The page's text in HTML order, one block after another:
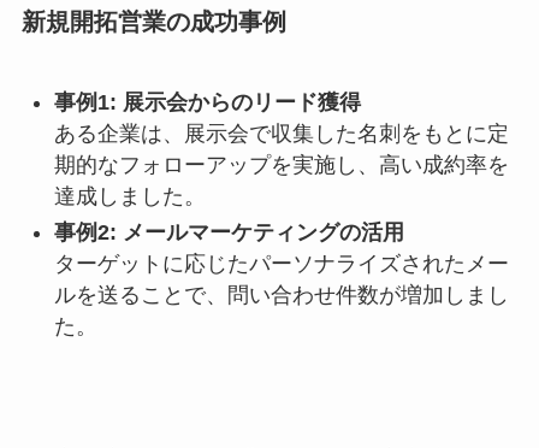
新規開拓営業の成功事例
事例1: 展示会からのリード獲得
ある企業は、展示会で収集した名刺をもとに定
期的なフォローアップを実施し、高い成約率を
達成しました。
事例2: メールマーケティングの活用
ターゲットに応じたパーソナライズされたメー
ルを送ることで、問い合わせ件数が増加しまし
た。